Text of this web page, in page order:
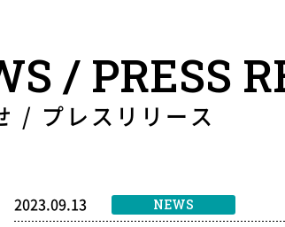
/ PRESS
/ プレスリリース
2023.09.13 NEWS